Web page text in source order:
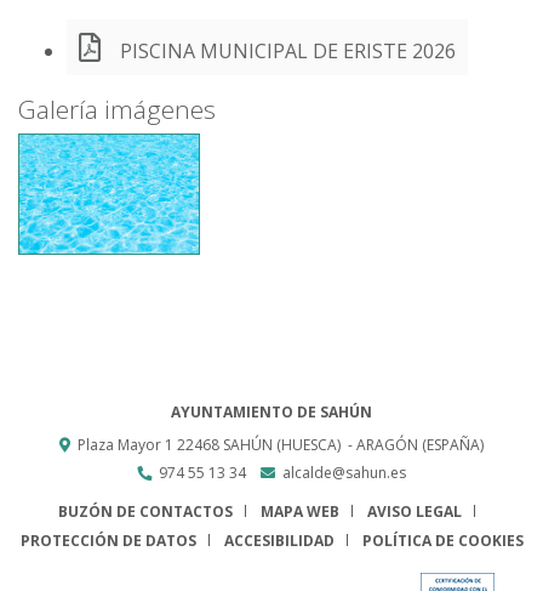
PISCINA MUNICIPAL DE ERISTE 2026
Galería imágenes
AYUNTAMIENTO DE SAHÚN
Plaza Mayor 1 22468 SAHÚN (HUESCA) - ARAGÓN (ESPAÑA)
974 55 13 34
alcalde@sahun.es
BUZÓN DE CONTACTOS
MAPA WEB
AVISO LEGAL
PROTECCIÓN DE DATOS
ACCESIBILIDAD POLÍTICA DE COOKIES